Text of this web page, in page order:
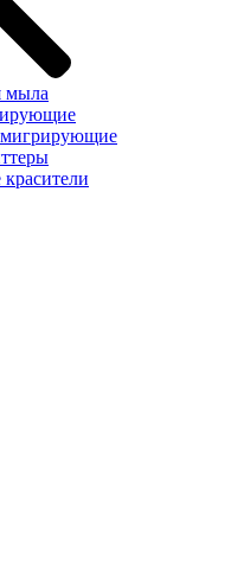
мыла